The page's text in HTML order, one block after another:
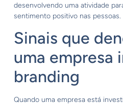
desenvolvendo uma atividade
sentimento positivo nas pessoas.
Sinais que
uma empresa
branding
Quando uma empresa está